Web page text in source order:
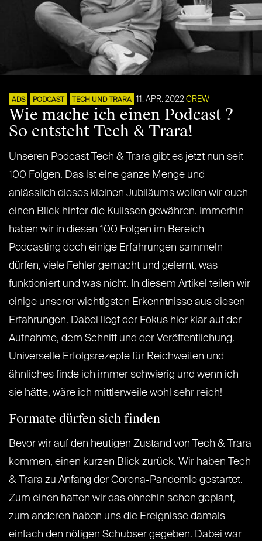
ADS PODCAST TECH UND TRARA 11. APR. 2022 CREW
Wie mache ich einen Podcast ?
So entsteht Tech & Trara!
Unseren Podcast Tech & Trara gibt es jetzt nun seit
100 Folgen. Das ist eine ganze Menge und
anlässlich dieses kleinen Jubiläums wollen wir euch
einen Blick hinter die Kulissen gewähren. Immerhin
haben wir in diesen 100 Folgen im Bereich
Podcasting doch einige Erfahrungen sammeln
dürfen, viele Fehler gemacht und gelernt, was
funktioniert und was nicht. In diesem Artikel teilen wir
einige unserer wichtigsten Erkenntnisse aus diesen
Erfahrungen. Dabei liegt der Fokus hier klar auf der
Aufnahme, dem Schnitt und der Veröffentlichung.
Universelle Erfolgsrezepte für Reichweiten und
ähnliches finde ich immer schwierig und wenn ich
sie hätte, wäre ich mittlerweile wohl sehr reich!
Formate dürfen sich finden
Bevor wir auf den heutigen Zustand von Tech & Trara
kommen, einen kurzen Blick zurück. Wir haben Tech
& Trara zu Anfang der Corona-Pandemie gestartet.
Zum einen hatten wir das ohnehin schon geplant,
zum anderen haben uns die Ereignisse damals
einfach den nötigen Schubser gegeben. Dabei war